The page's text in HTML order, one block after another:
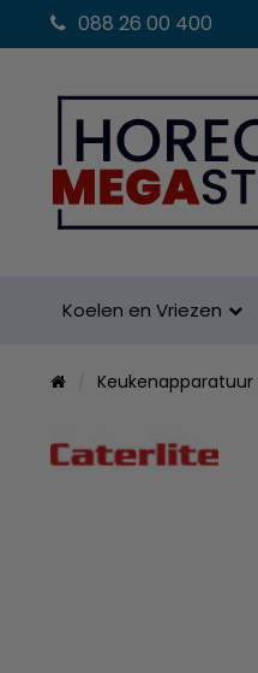
088 26 00 400
Koelen en Vriezen
Keukenapparatuur